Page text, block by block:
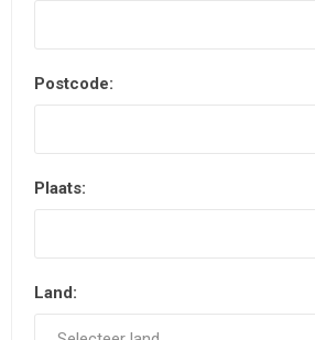
Postcode:
Plaats:
Land: